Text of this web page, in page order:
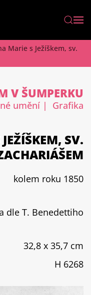
Marie s Ježíškem, sv.
V ŠUMPERKU
umění | Grafika
SV.
kolem roku 1850
dle T. Benedettiho
32,8 x 35,7 cm
H 6268